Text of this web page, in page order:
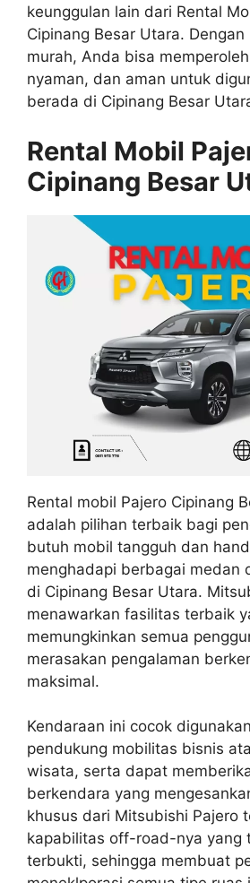
keunggulan lain dari Rental
Cipinang Besar Utara.
murah, Anda bisa
nyaman, dan aman untuk
berada di Cipinang Besar
Rental Mobil
Cipinang Besar
Rental mobil Pajero Cipinang
adalah pilihan terbaik bagi
butuh mobil tangguh dan
menghadapi berbagai medan
di Cipinang Besar Utara.
menawarkan fasilitas terbaik
memungkinkan semua
merasakan pengalaman
maksimal.
Kendaraan ini cocok
pendukung mobilitas bisnis
wisata, serta dapat
berkendara yang
khusus dari Mitsubishi Pajero
kapabilitas off-road-nya yang
terbukti, sehingga membuat